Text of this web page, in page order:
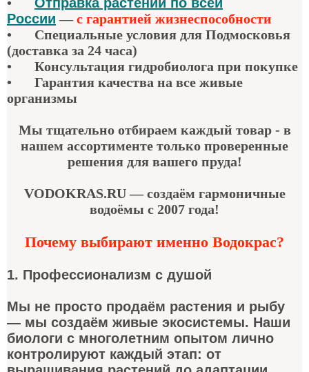
России —с гарантией жизнеспособности
•
Специальные условия для Подмосковья
(доставка за 24 часа)
•
Консультация гидробиолога при покупке
•
Гарантия качества на все живые
организмы
Мы тщательно отбираем каждый товар - в
нашем ассортименте только проверенные
решения для вашего пруда!
VODOKRAS.RU — создаём гармоничные
водоёмы с 2007 года!
Почему выбирают именно Водокрас?
1. Профессионализм с душой
Мы не просто продаём растения и рыбу
— мы создаём живые экосистемы. Наши
биологи с многолетним опытом лично
контролируют каждый этап: от